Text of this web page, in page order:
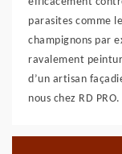
parasites comme
champignons par
ravalement
d’un artisan
nous chez RD PRO.